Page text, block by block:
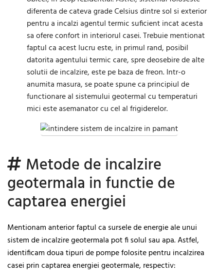
diferenta de cateva grade Celsius dintre sol si exterior
pentru a incalzi agentul termic suficient incat acesta
sa ofere confort in interiorul casei. Trebuie mentionat
faptul ca acest lucru este, in primul rand, posibil
datorita agentului termic care, spre deosebire de alte
solutii de incalzire, este pe baza de freon. Intr-o
anumita masura, se poate spune ca principiul de
functionare al sistemului geotermal cu temperaturi
mici este asemanator cu cel al frigiderelor.
Metode de incalzire
geotermala in functie de
captarea energiei
Mentionam anterior faptul ca sursele de energie ale unui
sistem de incalzire geotermala pot fi solul sau apa. Astfel,
identificam doua tipuri de pompe folosite pentru incalzirea
casei prin captarea energiei geotermale, respectiv: